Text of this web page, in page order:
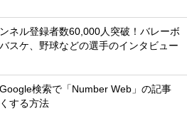
ネル登録者数60,000人突破！バレーボ
スケ、野球などの選手のインタビュー
Google検索で「Number Web」の記事
する方法